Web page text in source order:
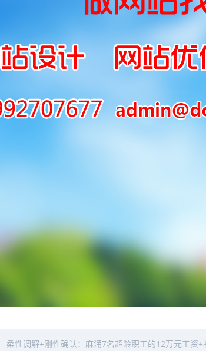
柔性调解+刚性确认：麻涌7名超龄职工的12万元工资+